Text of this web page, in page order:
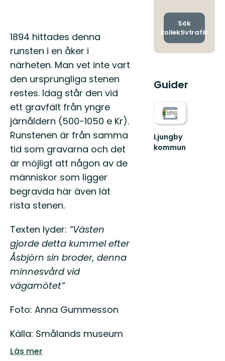
Beskrivning
1894 hittades denna
runsten i en åker i
närheten. Man vet inte vart
den ursprungliga stenen
restes. Idag står den vid
ett gravfält från yngre
järnåldern (500-1050 e Kr).
Runstenen är från samma
tid som gravarna och det
är möjligt att någon av de
människor som ligger
begravda här även lät
rista stenen.
Texten lyder: ”Västen
gjorde detta kummel efter
Åsbjörn sin broder, denna
minnesvård vid
vägamötet”
Foto: Anna Gummesson
Källa: Smålands museum
Läs mer
och
Sök
kollektivtrafik
Guider
Ljungby
kommun